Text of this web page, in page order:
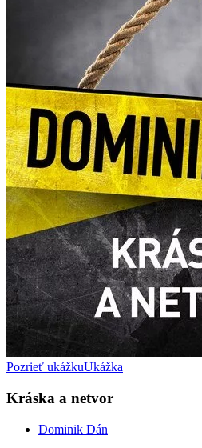
Pozrieť ukážkuUkážka
Kráska a netvor
Dominik Dán